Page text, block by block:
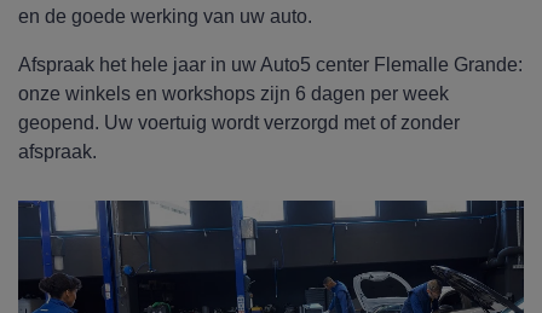
en de goede werking van uw auto.
Afspraak het hele jaar in uw Auto5 center Flemalle Grande:
onze winkels en workshops zijn 6 dagen per week
geopend. Uw voertuig wordt verzorgd met of zonder
afspraak.